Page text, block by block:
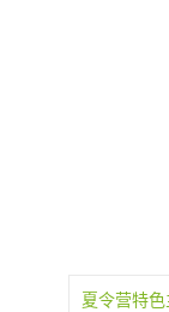
夏令营特